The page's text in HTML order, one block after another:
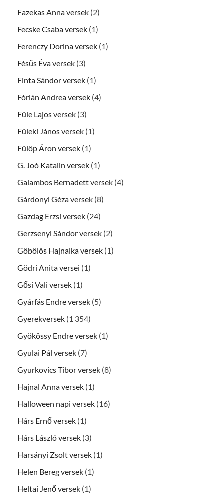
Fazekas Anna versek (2)
Fecske Csaba versek (1)
Ferenczy Dorina versek (1)
Fésűs Éva versek (3)
Finta Sándor versek (1)
Fórián Andrea versek (4)
Füle Lajos versek (3)
Füleki János versek (1)
Fülöp Áron versek (1)
G. Joó Katalin versek (1)
Galambos Bernadett versek (4)
Gárdonyi Géza versek (8)
Gazdag Erzsi versek (24)
Gerzsenyi Sándor versek (2)
Göbölös Hajnalka versek (1)
Gödri Anita versei (1)
Gősi Vali versek (1)
Gyárfás Endre versek (5)
Gyerekversek (1 354)
Gyökössy Endre versek (1)
Gyulai Pál versek (7)
Gyurkovics Tibor versek (8)
Hajnal Anna versek (1)
Halloween napi versek (16)
Hárs Ernő versek (1)
Hárs László versek (3)
Harsányi Zsolt versek (1)
Helen Bereg versek (1)
Heltai Jenő versek (1)